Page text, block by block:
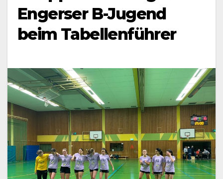
Engerser B-Jugend
beim Tabellenführer